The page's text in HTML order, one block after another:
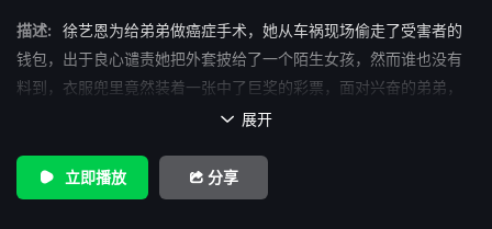
描述:
徐艺恩为给弟弟做癌症手术，她从车祸现场偷走了受害者的
钱包，出于良心谴责她把外套披给了一个陌生女孩，然而谁也没有
料到，衣服兜里竟然装着一张中了巨奖的彩票，面对兴奋的弟弟，
徐艺恩该如何保住彩票丢失的秘密……
 展开
立即播放 分享